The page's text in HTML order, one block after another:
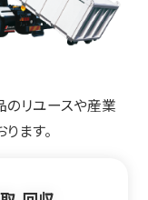
のリユースや産業
ます。